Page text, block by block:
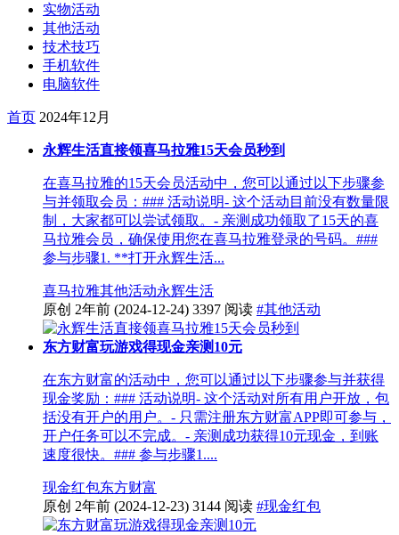
实物活动
其他活动
技术技巧
手机软件
电脑软件
首页 2024年12月
永辉生活直接领喜马拉雅15天会员秒到
在喜马拉雅的15天会员活动中，您可以通过以下步骤参
与并领取会员：### 活动说明- 这个活动目前没有数量限
制，大家都可以尝试领取。- 亲测成功领取了15天的喜
马拉雅会员，确保使用您在喜马拉雅登录的号码。###
参与步骤1. **打开永辉生活...
喜马拉雅其他活动永辉生活
原创 2年前 (2024-12-24) 3397 阅读 #其他活动
东方财富玩游戏得现金亲测10元
在东方财富的活动中，您可以通过以下步骤参与并获得
现金奖励：### 活动说明- 这个活动对所有用户开放，包
括没有开户的用户。- 只需注册东方财富APP即可参与，
开户任务可以不完成。- 亲测成功获得10元现金，到账
速度很快。### 参与步骤1....
现金红包东方财富
原创 2年前 (2024-12-23) 3144 阅读 #现金红包